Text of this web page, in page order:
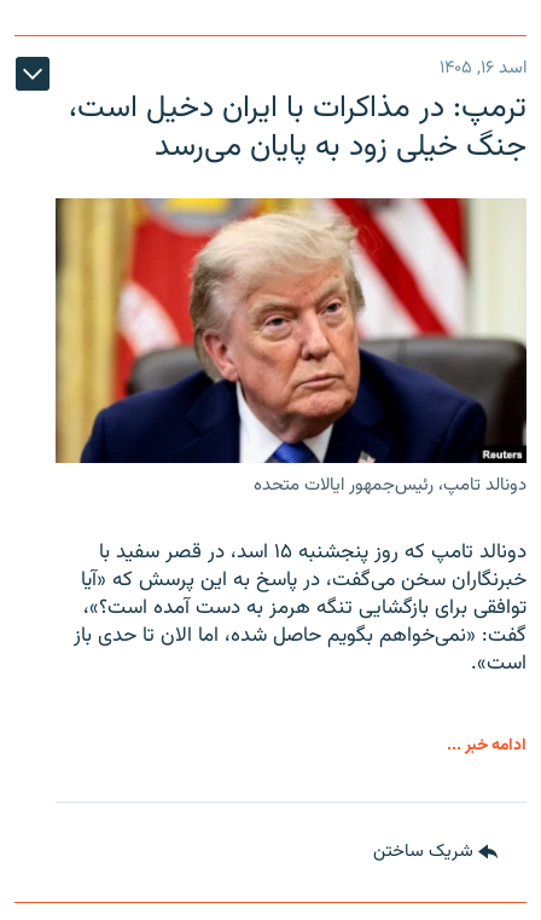
اسد ۱۶, ۱۴۰۵
ترمپ: در مذاکرات با ایران دخیل است،
جنگ خیلی زود به پایان می‌رسد
دونالد تامپ، رئیس‌جمهور ایالات متحده
دونالد تامپ که روز پنجشنبه ۱۵ اسد، در قصر سفید با
خبرنگاران سخن می‌گفت، در پاسخ به این پرسش که «آیا
توافقی برای بازگشایی تنگه هرمز به دست آمده است؟»،
گفت: «نمی‌خواهم بگویم حاصل شده، اما الان تا حدی باز
است».
ادامه خبر ...
شریک ساختن